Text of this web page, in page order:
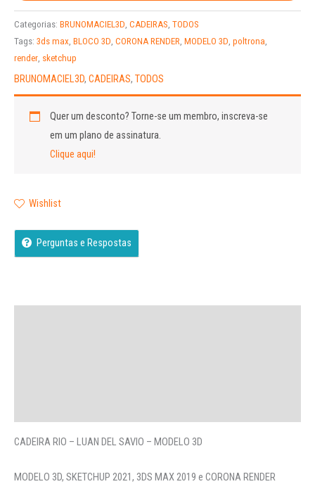
Categorias: BRUNOMACIEL3D CADEIRAS TODOS
Tags: 3ds max BLOCO 3D CORONA RENDER MODELO 3D poltrona
render sketchup
BRUNOMACIEL3D, CADEIRAS, TODOS
Quer um desconto?Torne-se um membro, inscreva-se
em um plano de assinatura.
Clique aqui!
Wishlist
Perguntas e Respostas
CADEIRA RIO – LUAN DEL SAVIO – MODELO 3D
MODELO 3D, SKETCHUP 2021, 3DS MAX 2019 e CORONA RENDER